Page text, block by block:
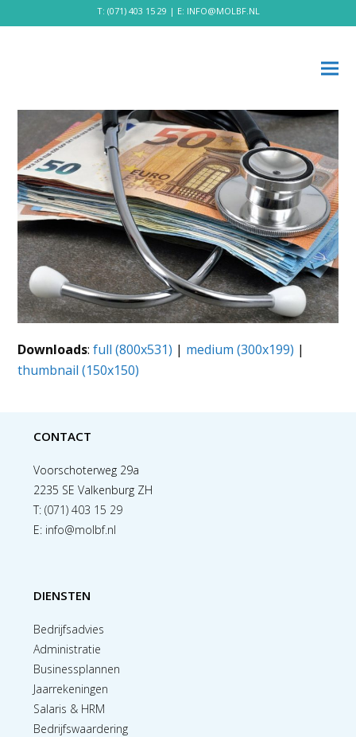
T: (071) 403 15 29 | E: INFO@MOLBF.NL
Downloads:full (800x531) | medium (300x199) |
thumbnail (150x150)
CONTACT
Voorschoterweg 29a
2235 SE Valkenburg ZH
T:(071) 403 15 29
E: info@molbf.nl
DIENSTEN
Bedrijfsadvies
Administratie
Businessplannen
Jaarrekeningen
Salaris & HRM
Bedrijfswaardering